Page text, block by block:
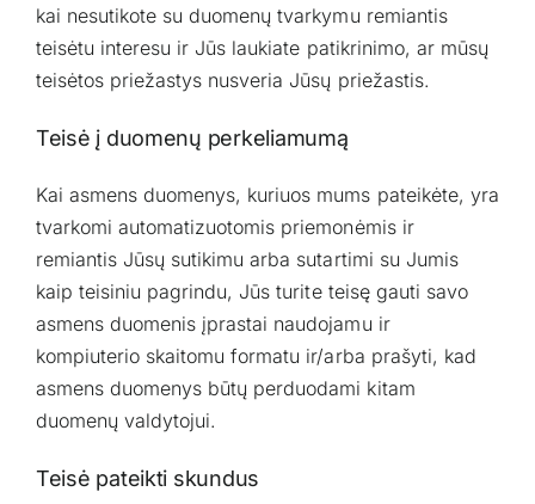
kai nesutikote su duomenų tvarkymu remiantis
teisėtu interesu ir Jūs laukiate patikrinimo, ar mūsų
teisėtos priežastys nusveria Jūsų priežastis.
Teisė į duomenų perkeliamumą
Kai asmens duomenys, kuriuos mums pateikėte, yra
tvarkomi automatizuotomis priemonėmis ir
remiantis Jūsų sutikimu arba sutartimi su Jumis
kaip teisiniu pagrindu, Jūs turite teisę gauti savo
asmens duomenis įprastai naudojamu ir
kompiuterio skaitomu formatu ir/arba prašyti, kad
asmens duomenys būtų perduodami kitam
duomenų valdytojui.
Teisė pateikti skundus